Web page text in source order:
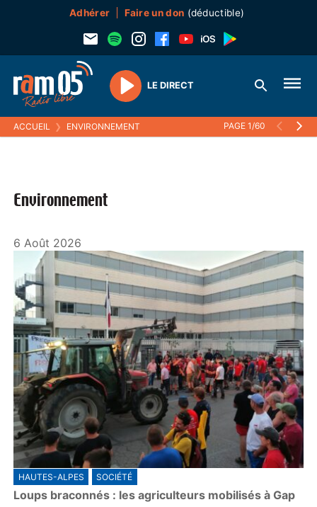
Adhérer Faire un don (déductible)
Play
LE DIRECT
ACCUEIL ❯ ENVIRONNEMENT PAGE 1/60
Environnement
6 Août 2026
HAUTES-ALPES SOCIÉTÉ
Loups braconnés : les agriculteurs mobilisés à Gap